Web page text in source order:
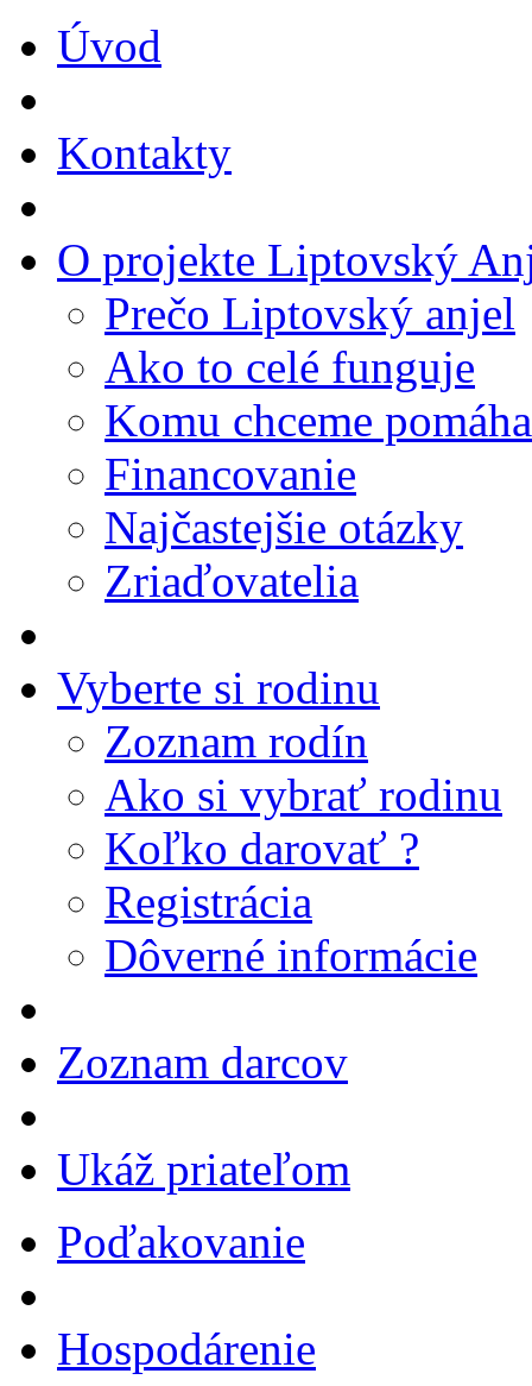
Úvod
Kontakty
O projekte Liptovský
Prečo Liptovský anjel
Ako to celé funguje
Komu chceme
Financovanie
Najčastejšie otázky
Zriaďovatelia
Vyberte si rodinu
Zoznam rodín
Ako si vybrať rodinu
Koľko darovať ?
Registrácia
Dôverné informácie
Zoznam darcov
Ukáž priateľom
Poďakovanie
Hospodárenie